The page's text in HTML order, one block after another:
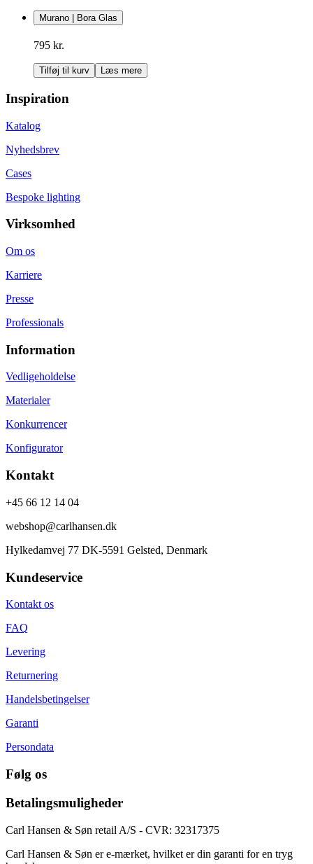
Murano | Bora Glas
795 kr.
Tilføj til kurv Læs mere
Inspiration
Katalog
Nyhedsbrev
Cases
Bespoke lighting
Virksomhed
Om os
Karriere
Presse
Professionals
Information
Vedligeholdelse
Materialer
Konkurrencer
Konfigurator
Kontakt
+45 66 12 14 04
webshop@carlhansen.dk
Hylkedamvej 77 DK-5591 Gelsted, Denmark
Kundeservice
Kontakt os
FAQ
Levering
Returnering
Handelsbetingelser
Garanti
Persondata
Følg os
Betalingsmuligheder
Carl Hansen & Søn retail A/S - CVR: 32317375
Carl Hansen & Søn er e-mærket, hvilket er din garanti for en tryg